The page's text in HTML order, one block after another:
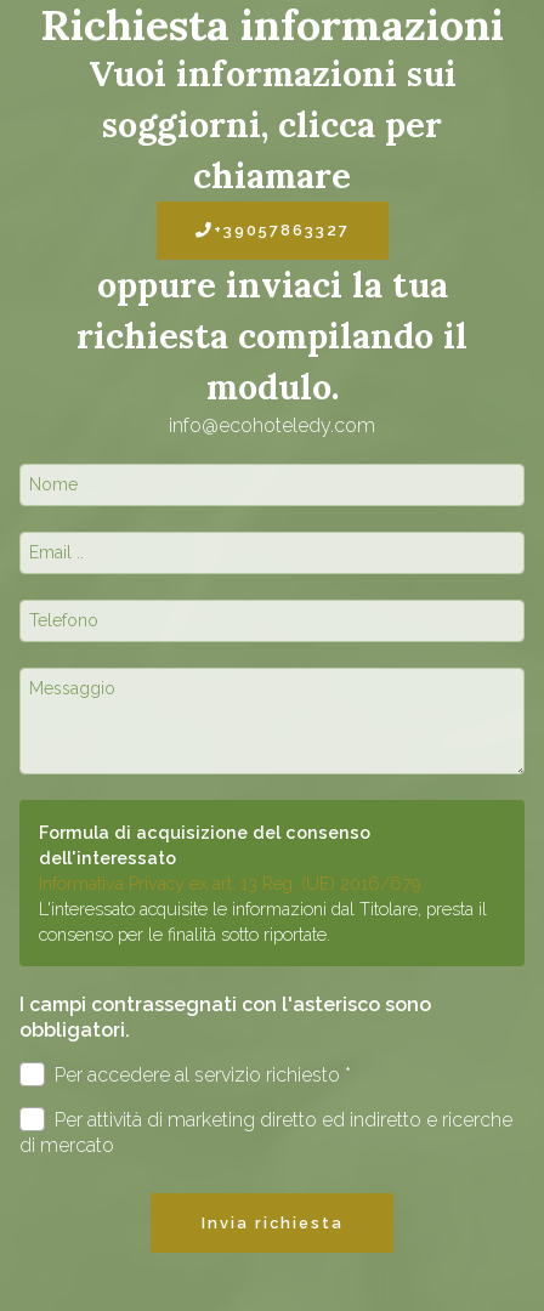
Richiesta informazioni
Vuoi informazioni sui
soggiorni, clicca per
chiamare
+39057863327
oppure inviaci la tua
richiesta compilando il
modulo.
info@ecohoteledy.com
Formula di acquisizione del consenso
dell'interessato
Informativa Privacy ex art. 13 Reg. (UE) 2016/679
L'interessato acquisite le informazioni dal Titolare, presta il
consenso per le finalità sotto riportate.
I campi contrassegnati con l'asterisco sono
obbligatori.
Per accedere al servizio richiesto *
Per attività di marketing diretto ed indiretto e ricerche
di mercato
Invia richiesta